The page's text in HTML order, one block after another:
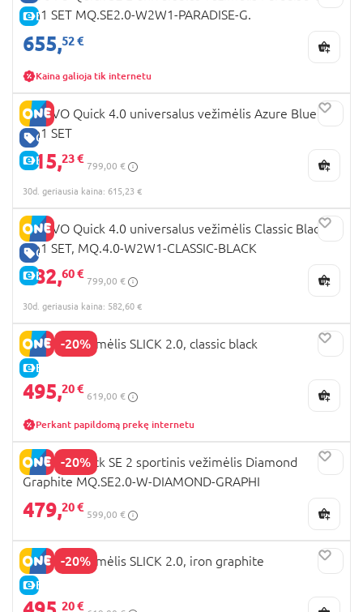
E-KAINA
2in1 SET MQ.SE2.0-W2W1-PARADISE-G.
655,52 €
Kaina galioja tik internetu
GERA KAINA
E-KAINA
MUUVO Quick 4.0 universalus vežimėlis Azure Blue
2in1 SET
615,23 €
799,00 €
30d. geriausia kaina: 615,23 €
GERA KAINA
E-KAINA
MUUVO Quick 4.0 universalus vežimėlis Classic Black
2in1 SET, MQ.4.0-W2W1-CLASSIC-BLACK
582,60 €
799,00 €
30d. geriausia kaina: 582,60 €
-20%
E-KAINA
MUUVO vežimėlis SLICK 2.0, classic black
495,20 €
619,00 €
Perkant papildomą prekę internetu
-20%
MUUVO Quick SE 2 sportinis vežimėlis Diamond
Graphite MQ.SE2.0-W-DIAMOND-GRAPHI
479,20 €
599,00 €
-20%
E-KAINA
MUUVO vežimėlis SLICK 2.0, iron graphite
20 €